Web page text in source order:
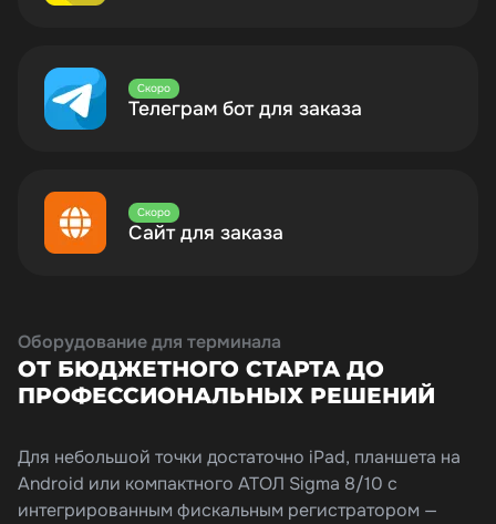
Скоро
Телеграм бот для заказа
Скоро
Сайт для заказа
Оборудование для терминала
ОТ БЮДЖЕТНОГО СТАРТА ДО
ПРОФЕССИОНАЛЬНЫХ РЕШЕНИЙ
Для небольшой точки достаточно iPad, планшета на
Android или компактного АТОЛ Sigma 8/10 с
интегрированным фискальным регистратором —